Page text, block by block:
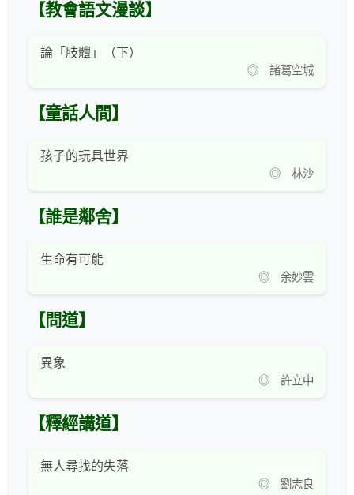
【教會語文漫談】
論「肢體」（下）
◎ 諸葛空城
【童話人間】
孩子的玩具世界
◎ 林沙
【誰是鄰舍】
生命有可能
◎ 余妙雲
【問道】
異象
◎ 許立中
【釋經講道】
無人尋找的失落
◎ 劉志良